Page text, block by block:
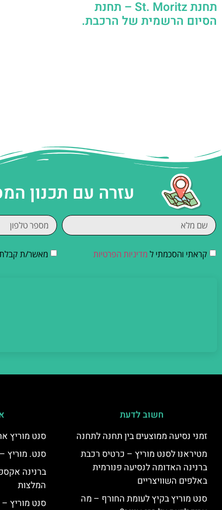
תחנת St. Moritz – תחנת
הסיום הרשמית של הרכבת.
עזרה עם תכנון
קראתי והסכמתי ל מדיניות הפרטיות מאשר/ת קבלת
חשוב לדעת
זמני נסיעה ממוצעים בין תחנה לתחנה
מטיראנו לסנט מוריץ – כרטיס רכבת
ברנינה האדומה לנסיעה פנורמית
באלפים השוויצריים
סנט מוריץ בקיץ לעומת החורף – מה
סנט מוריץ
סנט. מוריץ
ברנינה
המלצות
סנט מוריץ